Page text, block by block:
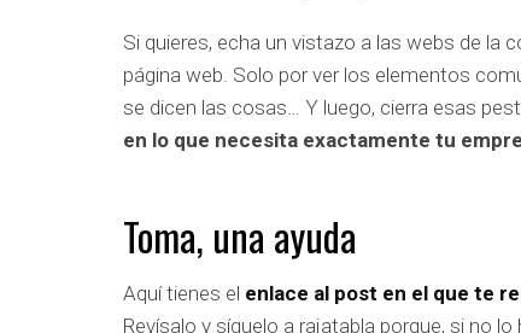
Si quieres, echa un vistazo a las webs de la
página web. Solo por ver los elementos
se dicen las cosas… Y luego, cierra esas
en lo que necesita exactamente tu
Toma, una ayuda
Aquí tienes el enlace al post en el que te
Revísalo y síguelo a rajatabla porque, si no